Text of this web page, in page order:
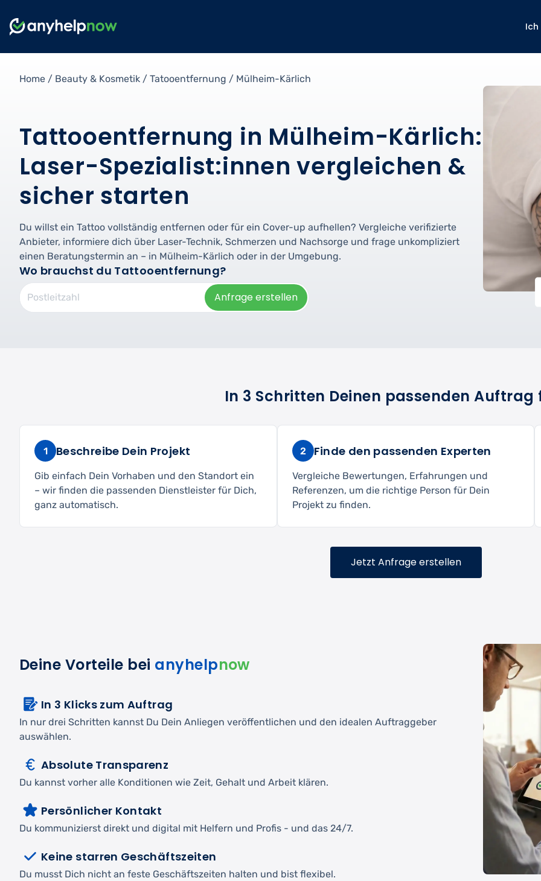
Home / Beauty & Kosmetik / Tatooentfernung / Mülheim-Kärlich
Tattooentfernung in Mülheim-Kärlich:
Laser-Spezialist:innen vergleichen &
sicher starten
Du willst ein Tattoo vollständig entfernen oder für ein Cover-up aufhellen? Vergleiche verifizierte
Anbieter, informiere dich über Laser-Technik, Schmerzen und Nachsorge und frage unkompliziert
einen Beratungstermin an – in Mülheim-Kärlich oder in der Umgebung.
Wo brauchst du Tattooentfernung?
Anfrage erstellen
In 3 Schritten Deinen passenden Auftrag
1 Beschreibe Dein Projekt
Gib einfach Dein Vorhaben und den Standort ein
– wir finden die passenden Dienstleister für Dich,
ganz automatisch.
2 Finde den passenden Experten
Vergleiche Bewertungen, Erfahrungen und
Referenzen, um die richtige Person für Dein
Projekt zu finden.
Jetzt Anfrage erstellen
Deine Vorteile bei anyhelpnow
In 3 Klicks zum Auftrag
In nur drei Schritten kannst Du Dein Anliegen veröffentlichen und den idealen Auftraggeber
auswählen.
Absolute Transparenz
Du kannst vorher alle Konditionen wie Zeit, Gehalt und Arbeit klären.
Persönlicher Kontakt
Du kommunizierst direkt und digital mit Helfern und Profis - und das 24/7.
Keine starren Geschäftszeiten
Du musst Dich nicht an feste Geschäftszeiten halten und bist flexibel.